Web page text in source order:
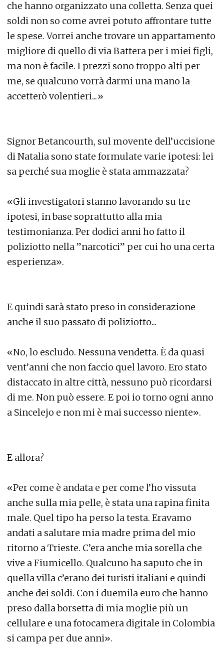
che hanno organizzato una colletta. Senza quei
soldi non so come avrei potuto affrontare tutte
le spese. Vorrei anche trovare un appartamento
migliore di quello di via Battera per i miei figli,
ma non è facile. I prezzi sono troppo alti per
me, se qualcuno vorrà darmi una mano la
accetterò volentieri...»
Signor Betancourth, sul movente dell’uccisione
di Natalia sono state formulate varie ipotesi: lei
sa perché sua moglie è stata ammazzata?
«Gli investigatori stanno lavorando su tre
ipotesi, in base soprattutto alla mia
testimonianza. Per dodici anni ho fatto il
poliziotto nella ”narcotici” per cui ho una certa
esperienza».
E quindi sarà stato preso in considerazione
anche il suo passato di poliziotto...
«No, lo escludo. Nessuna vendetta. È da quasi
vent’anni che non faccio quel lavoro. Ero stato
distaccato in altre città, nessuno può ricordarsi
di me. Non può essere. E poi io torno ogni anno
a Sincelejo e non mi è mai successo niente».
E allora?
«Per come è andata e per come l’ho vissuta
anche sulla mia pelle, è stata una rapina finita
male. Quel tipo ha perso la testa. Eravamo
andati a salutare mia madre prima del mio
ritorno a Trieste. C’era anche mia sorella che
vive a Fiumicello. Qualcuno ha saputo che in
quella villa c’erano dei turisti italiani e quindi
anche dei soldi. Con i duemila euro che hanno
preso dalla borsetta di mia moglie più un
cellulare e una fotocamera digitale in Colombia
si campa per due anni».